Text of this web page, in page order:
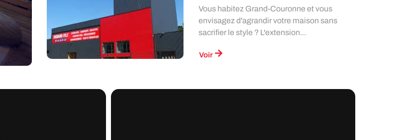
Vous habitez Grand-Couronne et vous
envisagez d'agrandir votre maison sans
sacrifier le style ? L'extension...
Voir